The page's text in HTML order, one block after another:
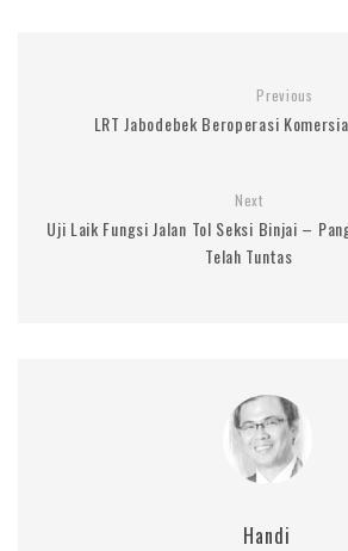
Previous
LRT Jabodebek Beroperasi
Next
Uji Laik Fungsi Jalan Tol Seksi Binjai –
Telah Tuntas
Handi